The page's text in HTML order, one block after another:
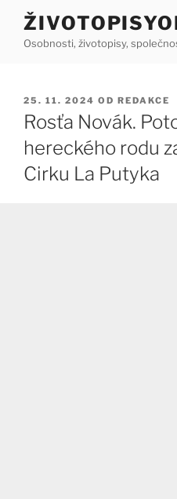
Přejít
obsahuOsobnosti, životopisy,
PUBLIKOVÁNO
25. 11. 2024 OD REDAKCE
Rosťa Novák.
hereckého rodu
Cirku La Putyka